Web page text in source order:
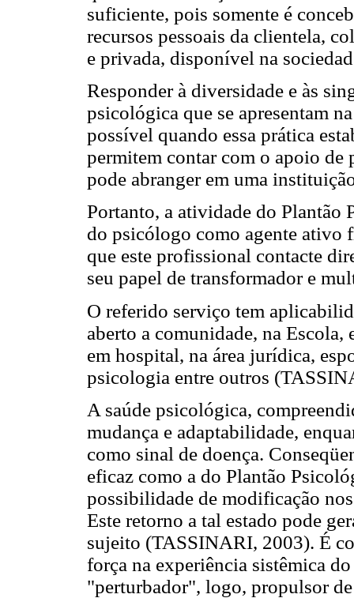
suficiente, pois somente é
recursos pessoais da clientela,
e privada, disponível na
Responder à diversidade e às
psicológica que se apresentam
possível quando essa prática
permitem contar com o apoio de
pode abranger em uma
Portanto, a atividade do Plantão
do psicólogo como agente ativo
que este profissional contacte
seu papel de transformador e
O referido serviço tem
aberto a comunidade, na
em hospital, na área jurídica,
psicologia entre outros
A saúde psicológica,
mudança e adaptabilidade,
como sinal de doença.
eficaz como a do Plantão
possibilidade de modificação
Este retorno a tal estado pode
sujeito (TASSINARI, 2003). É
força na experiência sistêmica
"perturbador", logo, propulsor